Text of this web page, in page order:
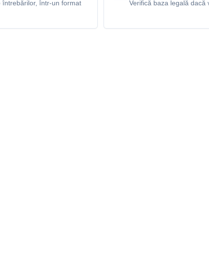
întrebărilor, într-un format
Verifică baza legală dacă